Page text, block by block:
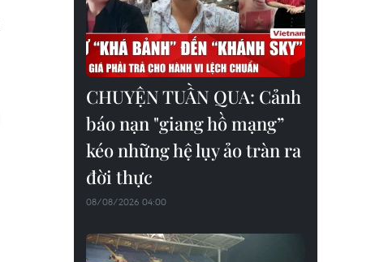
CHUYỆN TUẦN QUA: Cảnh
báo nạn "giang hồ mạng”
kéo những hệ lụy ảo tràn ra
đời thực
08/08/2026 04:00